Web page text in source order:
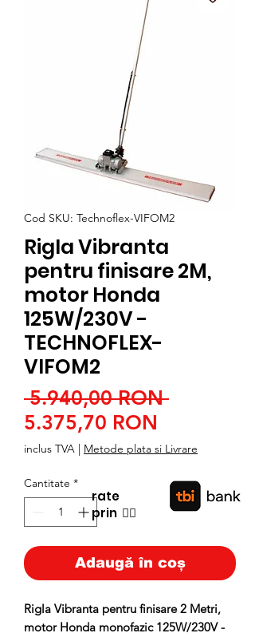
Cod SKU: Technoflex-VIFOM2
Rigla Vibranta
pentru finisare 2M,
motor Honda
125W/230V -
TECHNOFLEX-
VIFOM2
5.940,00 RON Preț
5.375,70 RON
redus
inclus TVA | Metode plata si Livrare
Cantitate *
Adaugă în coș
Rigla Vibranta pentru finisare 2 Metri,
motor Honda monofazic 125W/230V -
rate
prin 👉🏿